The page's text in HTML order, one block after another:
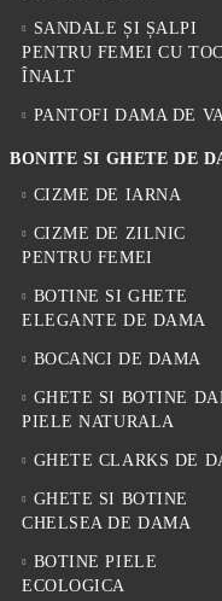
SANDALE ȘI ȘALPI
PENTRU FEMEI CU TOC
ÎNALT
PANTOFI DAMA DE
BONITE SI GHETE DE
CIZME DE IARNA
CIZME DE ZILNIC
PENTRU FEMEI
BOTINE SI GHETE
ELEGANTE DE DAMA
BOCANCI DE DAMA
GHETE SI BOTINE
PIELE NATURALA
GHETE CLARKS DE
GHETE SI BOTINE
CHELSEA DE DAMA
BOTINE PIELE
ECOLOGICA